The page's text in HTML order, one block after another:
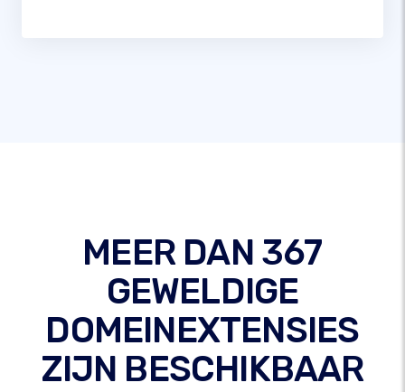
MEER DAN 367
GEWELDIGE
DOMEINEXTENSIES
ZIJN BESCHIKBAAR